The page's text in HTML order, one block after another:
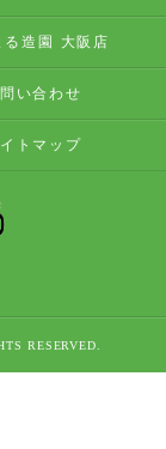
る造園 大阪店
い合わせ
トマップ
RESERVED.